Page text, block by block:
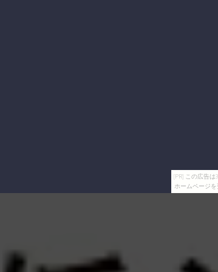
[PR] この広告は
ホームページを